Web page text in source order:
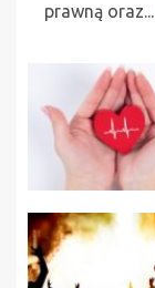
prawną oraz...